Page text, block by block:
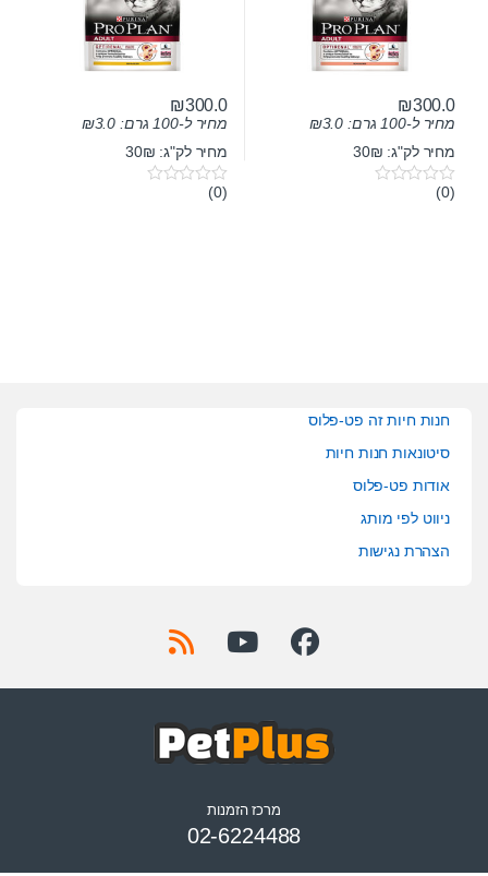
₪300.0
מחיר ל-100 גרם: ₪3.0
מחיר לק"ג: 30₪
0(0)
₪300.0
מחיר ל-100 גרם: ₪3.0
מחיר לק"ג: 30₪
0(0)
חנות חיות זה פט-פלוס
סיטונאות חנות חיות
אודות פט-פלוס
ניווט לפי מותג
הצהרת נגישות
מרכז הזמנות
02-6224488